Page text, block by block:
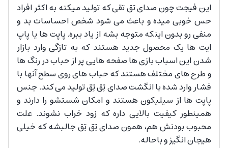
این فیجت چون صدای تق تقی که تولید میکنه به اکثر افراد
حس خوبی میده و باعث می شود شخص احساسات بد و
منفی رو بدون اینکه متوجه بشه از یاد ببره. پاپت ها یا پاپ
ایت ها یک محصول جدید هستند که به تازگی وارد بازار
شدن این اسباب بازی ها صفحه هایی پر از حباب در رنگ ها
و طرح های مختلف هستند که حباب های روی سطح آنها با
فشار وارد شده با انگشت‌ صدای تِق تِق تولید می کند. جنس
پاپت ها از سیلیکون هستند و امکان شستشو را دارند و
همینطور کیفیت بالایی داره که زود خراب نشوند. علت
محبوب بودنش هم، همون صدای تِق تِق جالبشه که خیلی
هیجان انگیز و باحاله.